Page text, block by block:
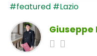
#featured #Lazio
Giuseppe